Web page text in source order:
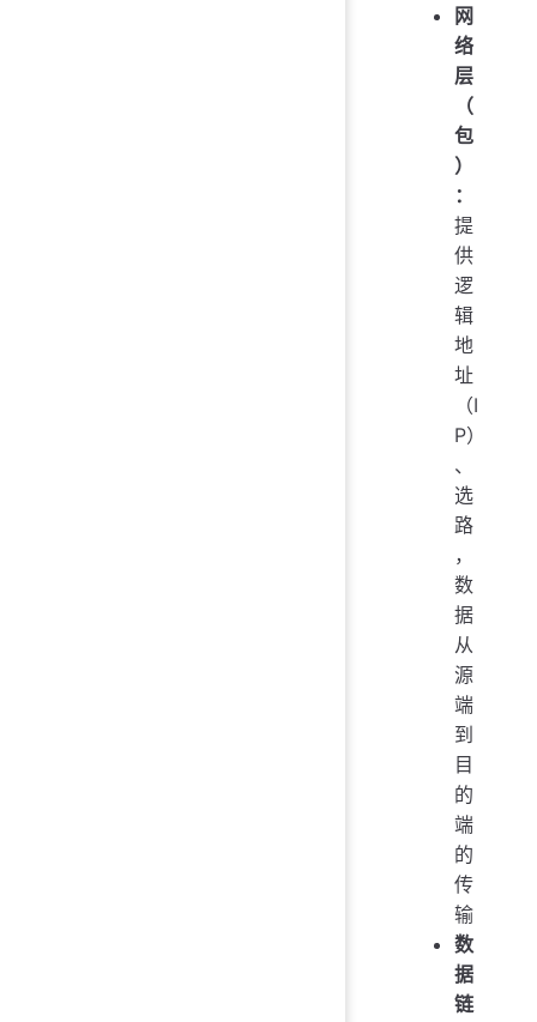
网
络
层
（
包
）
：
提
供
逻
辑
地
址
（I
P）
、
选
路
，
数
据
从
源
端
到
目
的
端
的
传
输
数
据
链